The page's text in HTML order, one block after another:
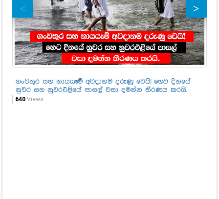
ගංවතුර සහ නායයෑම් අවදානම දරුණු වෙයි! හෙට දිනයේ
නුවර සහ නුවරඑළියේ පාසල් වසා දමන්න තීරණය කරයි.
640 Views